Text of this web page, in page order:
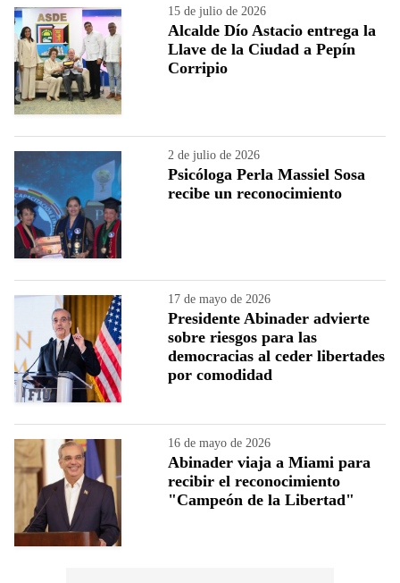
15 de julio de 2026
Alcalde Dío Astacio entrega la
Llave de la Ciudad a Pepín
Corripio
2 de julio de 2026
Psicóloga Perla Massiel Sosa
recibe un reconocimiento
17 de mayo de 2026
Presidente Abinader advierte
sobre riesgos para las
democracias al ceder libertades
por comodidad
16 de mayo de 2026
Abinader viaja a Miami para
recibir el reconocimiento
"Campeón de la Libertad"